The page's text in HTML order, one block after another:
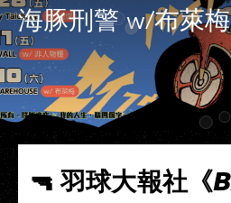
海豚刑警 w/布萊梅
🔫 羽球大報社